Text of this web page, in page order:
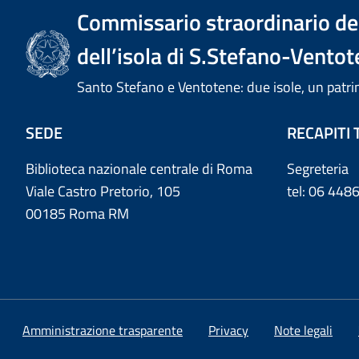
Commissario straordinario
dell’isola di S.Stefano-
Santo Stefano e Ventotene: due isole, un
SEDE
Biblioteca nazionale centrale di Roma
Viale Castro Pretorio, 105
00185 Roma RM
RECAPITI
Segreteria
tel: 06
Amministrazione trasparente Privacy Note legali